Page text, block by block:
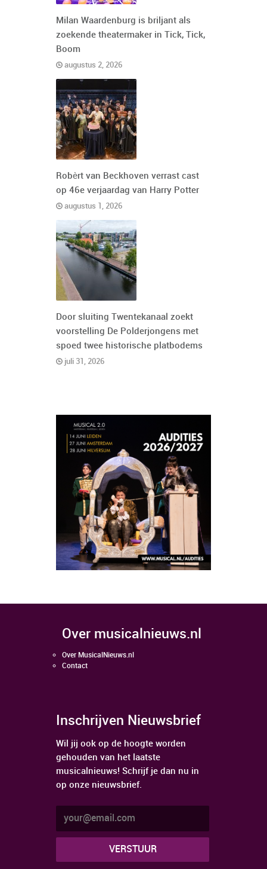
Milan Waardenburg is briljant als
zoekende theatermaker in Tick, Tick,
Boom
augustus 2, 2026
Robèrt van Beckhoven verrast cast
op 46e verjaardag van Harry Potter
augustus 1, 2026
Door sluiting Twentekanaal zoekt
voorstelling De Polderjongens met
spoed twee historische platbodems
juli 31, 2026
over musicalnieuws.nl
Over MusicalNieuws.nl
Contact
Inschrijven Nieuwsbrief
Wil jij ook op de hoogte worden
gehouden van het laatste
musicalnieuws! Schrijf je dan nu in
op onze nieuwsbrief.